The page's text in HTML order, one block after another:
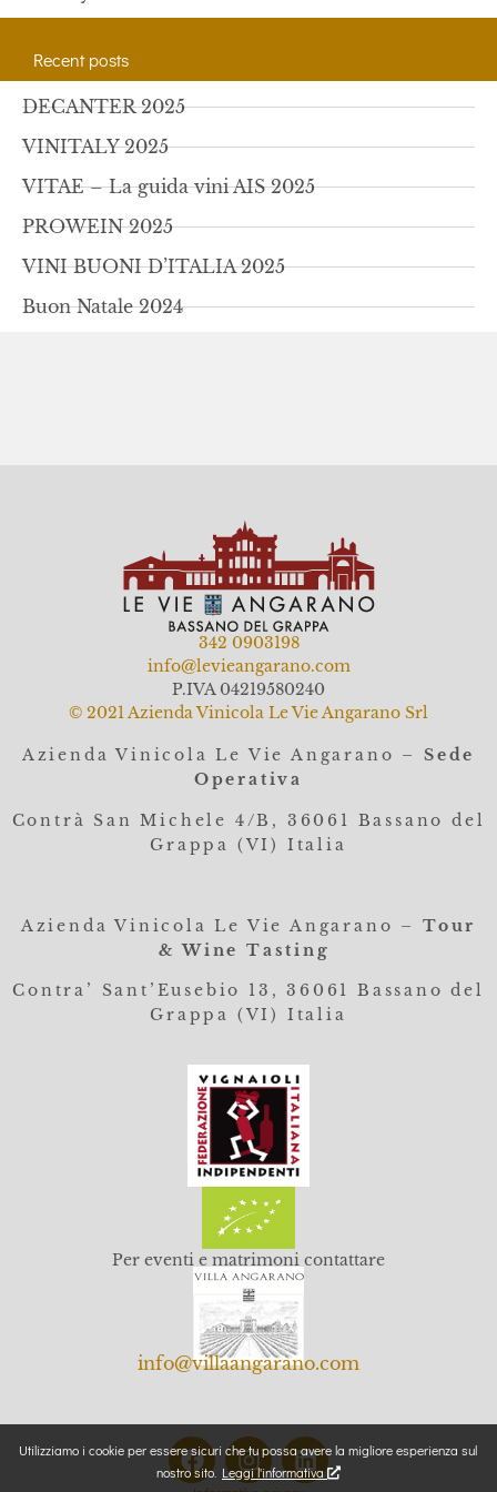
Recent posts
DECANTER 2025
VINITALY 2025
VITAE – La guida vini AIS 2025
PROWEIN 2025
VINI BUONI D’ITALIA 2025
Buon Natale 2024
342 0903198
info@levieangarano.com
P.IVA 04219580240
© 2021 Azienda Vinicola Le Vie Angarano Srl
Azienda Vinicola Le Vie Angarano – Sede
Operativa
Contrà San Michele 4/B, 36061 Bassano del
Grappa (VI) Italia
Azienda Vinicola Le Vie Angarano –
Tour
& Wine Tasting
Contra’ Sant’Eusebio 13, 36061 Bassano del
Grappa (VI) Italia
Per eventi e matrimoni contattare
info@villaangarano.com
Utilizziamo i cookie per essere sicuri che tu possa avere la migliore esperienza sul
nostro sito. Leggi l'informativa